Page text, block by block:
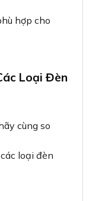
hợp cho
Loại Đèn
cùng so
loại đèn